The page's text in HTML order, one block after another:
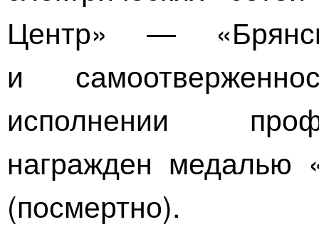
Центр» —
и
исполнении
награжден медалью
(посмертно).